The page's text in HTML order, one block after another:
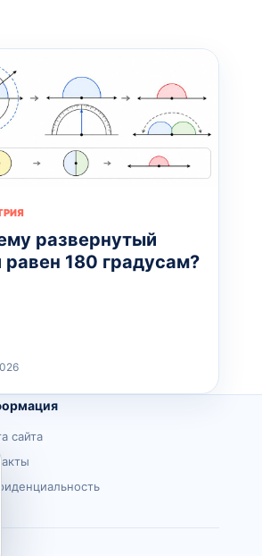
развернутый
равен 180 градусам?
сайта